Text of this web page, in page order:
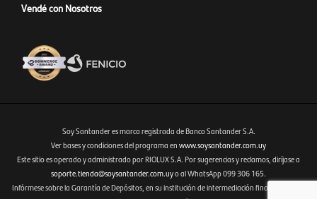
Vendé con Nosotros
Fenicio eCommerce Uruguay
Soy Santander es marca registrada de Banco Santander S.A.
Ver bases y condiciones del programa en www.soysantander.com.uy
Este sitio es operado y administrado por RIOLUX S.A. Por sugerencias y reclamos, diríjase a
soporte.tienda@soysantander.com.uyo al WhatsApp 099 306 165.
Infórmese sobre la Garantía de Depósitos, en su institución de intermediación financiera, en el